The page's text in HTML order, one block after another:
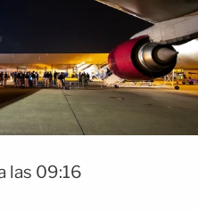
las 09:16